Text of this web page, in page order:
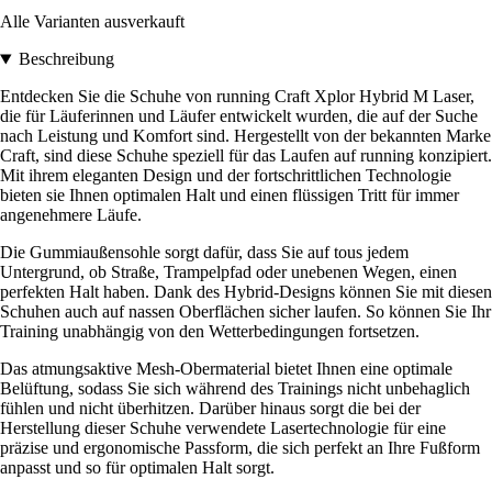
Alle Varianten ausverkauft
Beschreibung
Entdecken Sie die Schuhe von running Craft Xplor Hybrid M Laser,
die für Läuferinnen und Läufer entwickelt wurden, die auf der Suche
nach Leistung und Komfort sind. Hergestellt von der bekannten Marke
Craft, sind diese Schuhe speziell für das Laufen auf running konzipiert.
Mit ihrem eleganten Design und der fortschrittlichen Technologie
bieten sie Ihnen optimalen Halt und einen flüssigen Tritt für immer
angenehmere Läufe.
Die Gummiaußensohle sorgt dafür, dass Sie auf tous jedem
Untergrund, ob Straße, Trampelpfad oder unebenen Wegen, einen
perfekten Halt haben. Dank des Hybrid-Designs können Sie mit diesen
Schuhen auch auf nassen Oberflächen sicher laufen. So können Sie Ihr
Training unabhängig von den Wetterbedingungen fortsetzen.
Das atmungsaktive Mesh-Obermaterial bietet Ihnen eine optimale
Belüftung, sodass Sie sich während des Trainings nicht unbehaglich
fühlen und nicht überhitzen. Darüber hinaus sorgt die bei der
Herstellung dieser Schuhe verwendete Lasertechnologie für eine
präzise und ergonomische Passform, die sich perfekt an Ihre Fußform
anpasst und so für optimalen Halt sorgt.